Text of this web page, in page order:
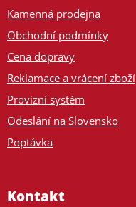
Kamenná prodejna
Obchodní podmínky
Cena dopravy
Reklamace a vrácení zboží
Provizní systém
Odeslání na Slovensko
Poptávka
Kontakt